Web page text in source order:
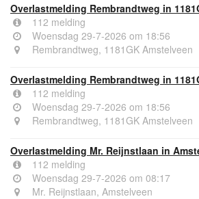
Overlastmelding Rembrandtweg in
112 melding
Woensdag 29-7-2026 om 18:56
Rembrandtweg, 1181GK Amstelveen
Overlastmelding Rembrandtweg in
112 melding
Woensdag 29-7-2026 om 18:56
Rembrandtweg, 1181GK Amstelveen
Overlastmelding Mr. Reijnstlaan in
112 melding
Woensdag 29-7-2026 om 08:17
Mr. Reijnstlaan, Amstelveen